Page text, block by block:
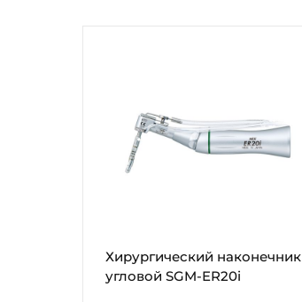
Хирургический наконечник
угловой SGM-ER20i